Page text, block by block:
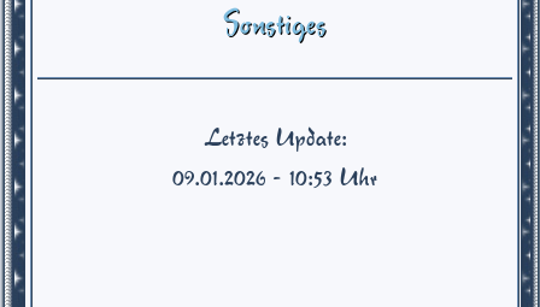
Sonstiges
Letztes Update:
09.01.2026 - 10:53 Uhr